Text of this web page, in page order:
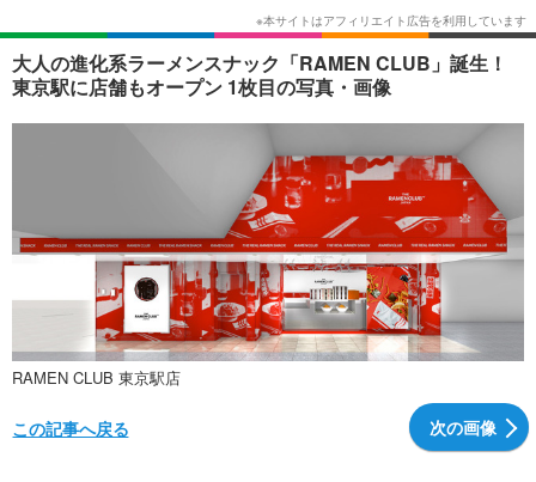
ショッピング その他
大人の進化系ラーメンスナック「RAMEN CLUB」誕生！
東京駅に店舗もオープン 1枚目の写真・画像
RAMEN CLUB 東京駅店
次の画像
この記事へ戻る